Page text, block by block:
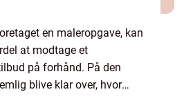
en maleropgave, kan
at modtage et
på forhånd. På den
blive klar over, hvor